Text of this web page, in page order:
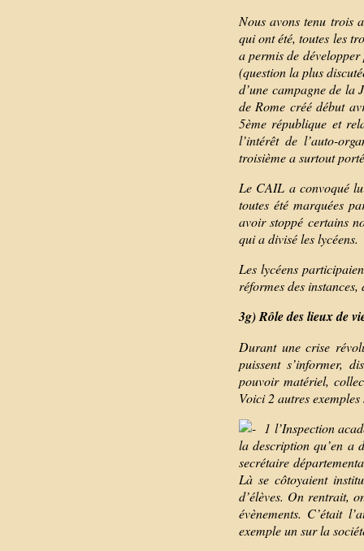
Nous avons tenu trois
qui ont été, toutes les
a permis de
(question la plus
d’une campagne de la
de Rome créé début
5ème république et
l’intérêt de l’auto-
troisième a surtout
Le CAIL a convoqué
toutes été marquées
avoir stoppé certains
qui a divisé les lycéens.
Les lycéens
réformes des
3g) Rôle des lieux de
Durant une crise
puissent s’informer,
pouvoir matériel,
Voici 2 autres exemples
1 l’Inspection
la description qu’en a
secrétaire
Là se côtoyaient
d’élèves. On rentrait,
évènements. C’était
exemple un sur la